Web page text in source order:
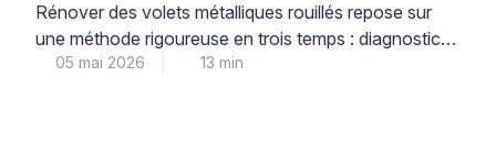
Rénover des volets métalliques rouillés repose sur
une méthode rigoureuse en trois temps : diagnostic
précis du niveau de corrosion, décapage adapté au
05 mai 2026 13 min